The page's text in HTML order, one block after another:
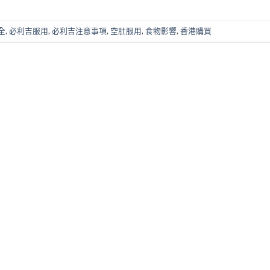
, 必利吉服用, 必利吉注意事項, 空肚服用, 食物影響, 香港購買